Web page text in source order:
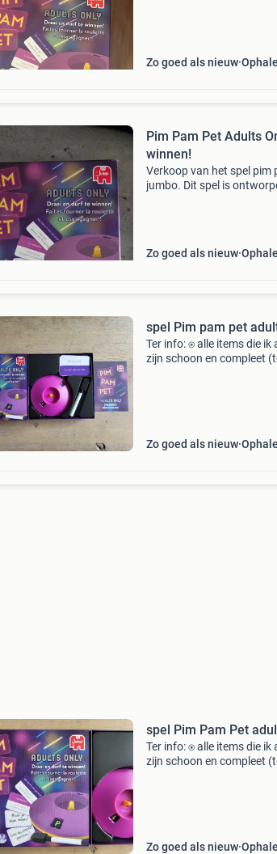
Zo goed als nieuw
Pim Pam Pet Adults
winnen!
Verkoop van het spel pim
jumbo. Dit spel is
Zo goed als nieuw
spel Pim pam pet
Ter info: ⍟ alle items die
zijn schoon en compleet
Zo goed als nieuw
spel Pim Pam Pet
Ter info: ⍟ alle items die
zijn schoon en compleet
Zo goed als nieuw